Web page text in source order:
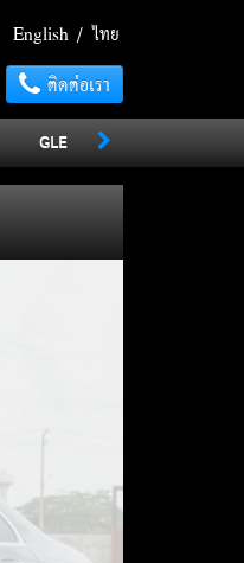
English / ไทย
ติดต่อเรา
GLE